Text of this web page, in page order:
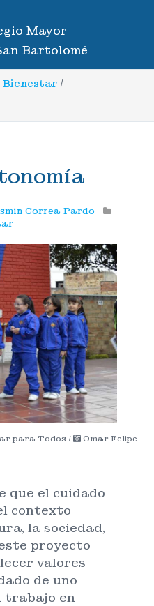
Mayor
Bartolomé
Bienestar /
Correa Pardo
para Todos /
Omar Felipe
que el cuidado
contexto
la sociedad,
proyecto
valores
de uno
trabajo en